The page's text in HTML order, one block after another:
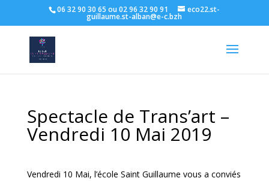
06 32 90 30 65 ou 02 96 32 90 91 eco22.st-
guillaume.st-alban@e-c.bzh
Spectacle de Trans’art –
Vendredi 10 Mai 2019
Vendredi 10 Mai, l’école Saint Guillaume vous a conviés